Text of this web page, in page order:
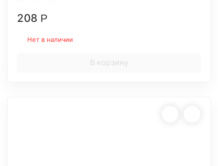
208 Р
Нет в наличии
В корзину